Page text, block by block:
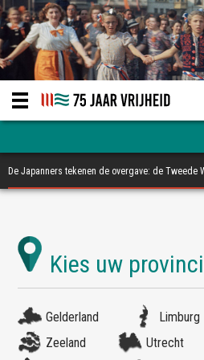
De Japanners tekenen de overgave: de Tweede
Gelderland Limburg
Zeeland
Utrecht